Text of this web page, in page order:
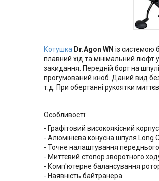
Котушка Dr.Agon WN із системою
плавний хід та мінімальний люфт
закидання. Передній борт на
прогумований кноб. Даний вид
т.д. При обертанні рукоятки
Особливості:
- Графітовий високоякісний корпус
- Алюмінієва конусна шпуля Long
- Точне налаштування
- Миттєвий стопор зворотного
- Комп'ютерне балансування
- Наявність байтранера